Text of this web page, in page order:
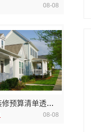
08-08
雨花区装修预算清单透明化施工湖南创益讯建筑有限公司
08-08